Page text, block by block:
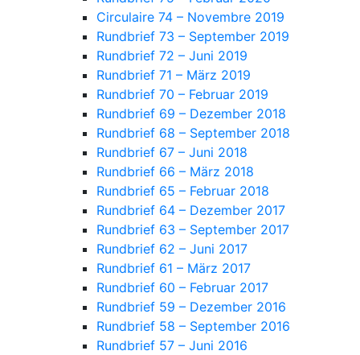
Circulaire 74 – Novembre 2019
Rundbrief 73 – September 2019
Rundbrief 72 – Juni 2019
Rundbrief 71 – März 2019
Rundbrief 70 – Februar 2019
Rundbrief 69 – Dezember 2018
Rundbrief 68 – September 2018
Rundbrief 67 – Juni 2018
Rundbrief 66 – März 2018
Rundbrief 65 – Februar 2018
Rundbrief 64 – Dezember 2017
Rundbrief 63 – September 2017
Rundbrief 62 – Juni 2017
Rundbrief 61 – März 2017
Rundbrief 60 – Februar 2017
Rundbrief 59 – Dezember 2016
Rundbrief 58 – September 2016
Rundbrief 57 – Juni 2016